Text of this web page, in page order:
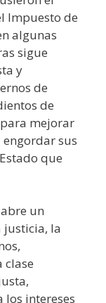
Impuesto de
algunas
sigue
y
de
de
mejorar
sus
que
un
justicia, la
clase
los intereses